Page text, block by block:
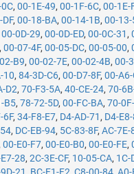
,00-1E-49,00-1F-6C,00-1E-
,00-18-BA,00-14-1B,00-13-
00-0D-29,00-0D-ED,00-0C-31 ,
,00-07-4F,00-05-DC,00-05-00,
B9,00-02-7E,00-02-4B,00-
10,84-3D-C6,00-D7-8F,00-
D2,70-F3-5A,40-CE-24,70-
B5,78-72-5D,00-FC-BA,70-
6F,34-F8-E7, D4-AD-71 , D4-
, DC-EB-94, 5C-83-8F,AC-7E-
,00-E0-F7,00-E0-B0,00-E0-FE,
28,2C-3E-CF, 10-05-CA, 1C-